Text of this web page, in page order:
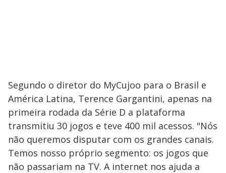
Segundo o diretor do MyCujoo para o Brasil e
América Latina, Terence Gargantini, apenas na
primeira rodada da Série D a plataforma
transmitiu 30 jogos e teve 400 mil acessos. "Nós
não queremos disputar com os grandes canais.
Temos nosso próprio segmento: os jogos que
não passariam na TV. A internet nos ajuda a